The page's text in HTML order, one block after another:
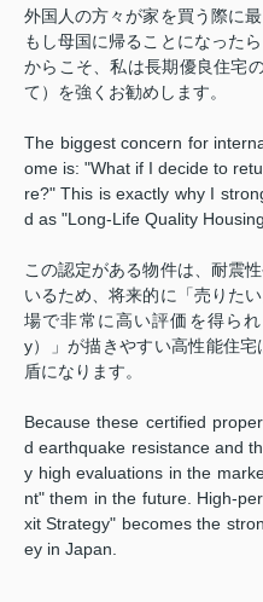
外国人の方々が家を買う際に
もし母国に帰ることになった
からこそ、私は長期優良住宅
て）を強くお勧めします。
The biggest concern for
ome is: "What if I decide to
re?" This is exactly why I
d as "Long-Life Quality
この認定がある物件は、耐震
いるため、将来的に「売りた
場で非常に高い評価を得ら
y）」が描きやすい高性能住
盾になります。
Because these certified
d earthquake resistance and
y high evaluations in the
nt" them in the future. High-
xit Strategy" becomes the
ey in Japan.